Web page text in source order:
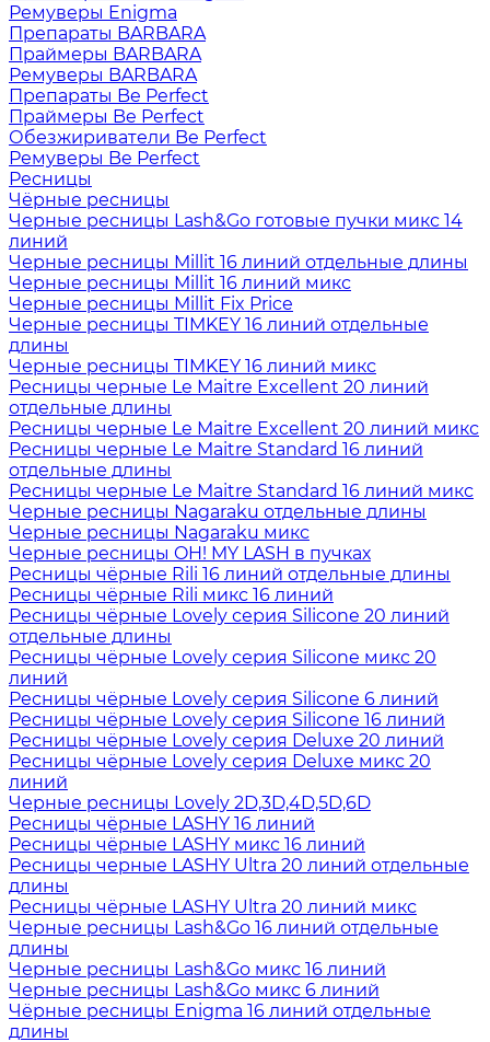
Ремуверы Enigma
Препараты BARBARA
Праймеры BARBARA
Ремуверы BARBARA
Препараты Be Perfect
Праймеры Be Perfect
Обезжириватели Be Perfect
Ремуверы Be Perfect
Ресницы
Чёрные ресницы
Черные ресницы Lash&Go готовые пучки микс 14
линий
Черные ресницы Millit 16 линий отдельные длины
Черные ресницы Millit 16 линий микс
Черные ресницы Millit Fix Price
Черные ресницы TIMKEY 16 линий отдельные
длины
Черные ресницы TIMKEY 16 линий микс
Ресницы черные Le Maitre Excellent 20 линий
отдельные длины
Ресницы черные Le Maitre Excellent 20 линий микс
Ресницы черные Le Maitre Standard 16 линий
отдельные длины
Ресницы черные Le Maitre Standard 16 линий микс
Черные ресницы Nagaraku отдельные длины
Черные ресницы Nagaraku микс
Черные ресницы OH! MY LASH в пучках
Ресницы чёрные Rili 16 линий отдельные длины
Ресницы чёрные Rili микс 16 линий
Ресницы чёрные Lovely серия Silicone 20 линий
отдельные длины
Ресницы чёрные Lovely серия Silicone микс 20
линий
Ресницы чёрные Lovely серия Silicone 6 линий
Ресницы чёрные Lovely серия Silicone 16 линий
Ресницы чёрные Lovely серия Deluxe 20 линий
Ресницы чёрные Lovely серия Deluxe микс 20
линий
Черные ресницы Lovely 2D,3D,4D,5D,6D
Ресницы чёрные LASHY 16 линий
Ресницы чёрные LASHY микс 16 линий
Ресницы черные LASHY Ultra 20 линий отдельные
длины
Ресницы чёрные LASHY Ultra 20 линий микс
Черные ресницы Lash&Go 16 линий отдельные
длины
Черные ресницы Lash&Go микс 16 линий
Черные ресницы Lash&Go микс 6 линий
Чёрные ресницы Enigma 16 линий отдельные
длины